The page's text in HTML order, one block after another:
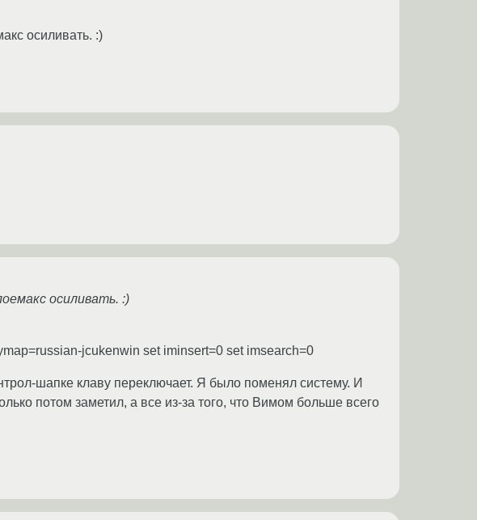
осиливать. :)
осиливать. :)
jcukenwin set iminsert=0 set imsearch=0
шапке клаву переключает. Я было поменял систему. И
потом заметил, а все из-за того, что Вимом больше всего